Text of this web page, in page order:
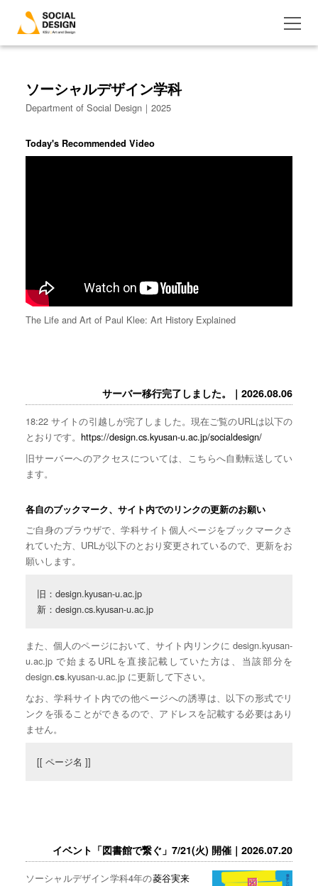
ソーシャルデザイン学科
Department of Social Design｜2025
Today's Recommended Video
The Life and Art of Paul Klee: Art History Explained
サーバー移行完了しました。｜2026.08.06
18:22 サイトの引越しが完了しました。現在ご覧のURLは以下の
とおりです。 https://design.cs.kyusan-u.ac.jp/socialdesign/
旧サーバーへのアクセスについては、こちらへ自動転送してい
ます。
各自のブックマーク、サイト内でのリンクの更新のお願い
ご自身のブラウザで、学科サイト個人ページをブックマークさ
れていた方、URLが以下のとおり変更されているので、更新をお
願いします。
旧：design.kyusan-u.ac.jp
新：design.cs.kyusan-u.ac.jp
また、個人のページにおいて、サイト内リンクに design.kyusan-
u.ac.jp で始まるURLを直接記載していた方は、当該部分を
design.cs.kyusan-u.ac.jp に更新して下さい。
なお、学科サイト内での他ページへの誘導は、以下の形式でリ
ンクを張ることができるので、アドレスを記載する必要はあり
ません。
[[ ページ名 ]]
イベント「図書館で繋ぐ」7/21(火) 開催｜2026.07.20
ソーシャルデザイン学科4年の菱谷実来